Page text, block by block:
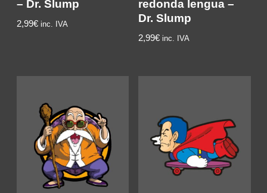
– Dr. Slump
2,99€ inc. IVA
redonda lengua –
Dr. Slump
2,99€ inc. IVA